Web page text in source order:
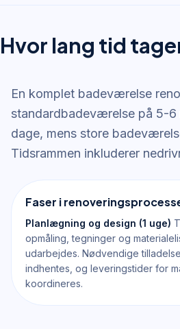
Hvor lang tid
En komplet badeværelse
standardbadeværelse på 5-
dage, mens store
Tidsrammen inkluderer
Faser i
Planlægning og design (1 uge)
opmåling, tegninger og
udarbejdes. Nødvendige
indhentes, og leveringstider for
koordineres.